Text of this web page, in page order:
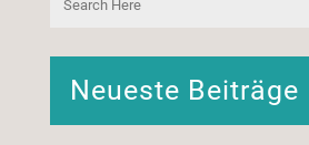
Neueste Beiträge